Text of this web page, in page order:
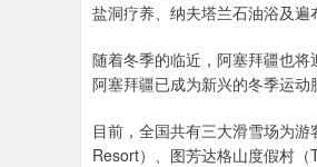
盐洞疗养、纳夫塔兰石油浴及遍
随着冬季的临近，阿塞拜疆也
阿塞拜疆已成为新兴的冬季运动
目前，全国共有三大滑雪场为
Resort）、图芳达格山度假村